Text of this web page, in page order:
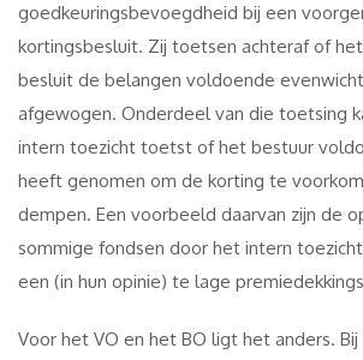
goedkeuringsbevoegdheid bij een
kortingsbesluit. Zij toetsen achteraf of
besluit de belangen voldoende
afgewogen. Onderdeel van die toetsing
intern toezicht toetst of het bestuur
heeft genomen om de korting te
dempen. Een voorbeeld daarvan zijn de
sommige fondsen door het intern
een (in hun opinie) te lage
Voor het VO en het BO ligt het anders.